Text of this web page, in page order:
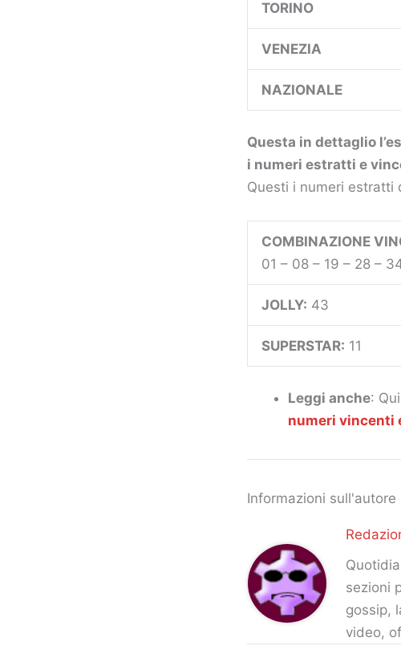
TORINO
VENEZIA
NAZIONALE
Questa in dettaglio
i numeri estratti e
Questi i numeri estratti
COMBINAZIONE
01 – 08 – 19 – 28 –
JOLLY: 43
SUPERSTAR: 11
Leggi anche:
numeri vincenti
Informazioni sull'autore
sezioni
gossip,
video,